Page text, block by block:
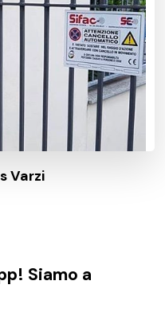
Varzi
Siamo a